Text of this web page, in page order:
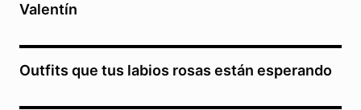
Valentín
Outfits que tus labios rosas están esperando